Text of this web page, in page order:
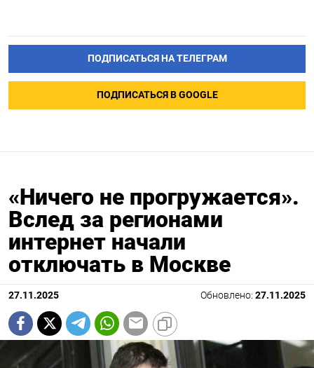
ПОДПИСАТЬСЯ НА ТЕЛЕГРАМ
ПОДПИСАТЬСЯ В GOOGLE
«Ничего не прогружается».
Вслед за регионами
интернет начали
отключать в Москве
27.11.2025 Обновлено: 27.11.2025